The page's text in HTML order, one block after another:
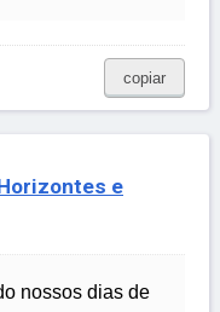
copiar
e
nossos dias de